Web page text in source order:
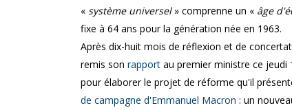
« système universel » comprenne un « âge
fixe à 64 ans pour la génération née en 1963.
Après dix-huit mois de réflexion et de
remis son rapport au premier ministre ce jeudi
pour élaborer le projet de réforme qu'il
de campagne d'Emmanuel Macron : un